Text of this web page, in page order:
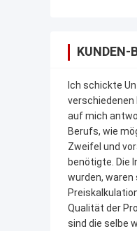
KUNDEN-
Ich schickte
verschiedenen
auf mich
Berufs, wie
Zweifel und
benötigte. Die
wurden, waren
Qualität der
sind die selbe